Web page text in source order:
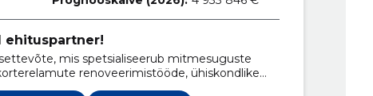
ehituspartner!
mis spetsialiseerub mitmesuguste
renoveerimistööde, ühiskondlike
ning laohoonete ehitustööde teostamisel.